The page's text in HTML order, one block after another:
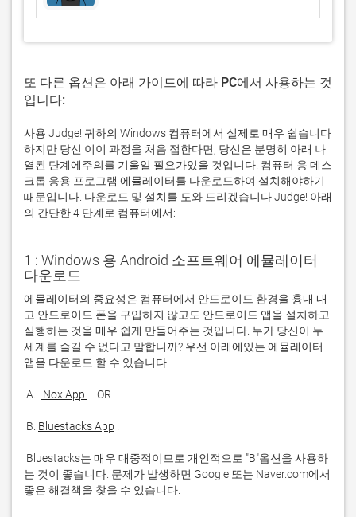
또 다른 옵션은 아래 가이드에 따라 PC에서 사용하는 것
입니다:
사용 Judge! 귀하의 Windows 컴퓨터에서 실제로 매우 쉽습니다
하지만 당신 이이 과정을 처음 접한다면, 당신은 분명히 아래 나
열된 단계에주의를 기울일 필요가있을 것입니다. 컴퓨터 용 데스
크톱 응용 프로그램 에뮬레이터를 다운로드하여 설치해야하기
때문입니다. 다운로드 및 설치를 도와 드리겠습니다 Judge! 아래
의 간단한 4 단계로 컴퓨터에서:
1 : Windows 용 Android 소프트웨어 에뮬레이터
다운로드
에뮬레이터의 중요성은 컴퓨터에서 안드로이드 환경을 흉내 내
고 안드로이드 폰을 구입하지 않고도 안드로이드 앱을 설치하고
실행하는 것을 매우 쉽게 만들어주는 것입니다. 누가 당신이 두
세계를 즐길 수 없다고 말합니까? 우선 아래에있는 에뮬레이터
A. Nox App
B. Bluestacks App
는 것이 좋습니다. 문제가 발생하면 Google 또는 Naver.com에서
좋은 해결책을 찾을 수 있습니다.